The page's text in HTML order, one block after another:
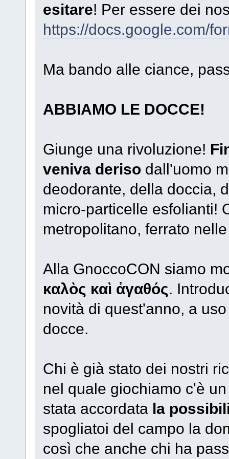
esitare! Per essere dei
https://docs.google.com/
Ma bando alle ciance,
ABBIAMO LE DOCCE!
Giunge una rivoluzione!
veniva derisodall'uomo
deodorante, della doccia,
micro-particelle esfolianti!
metropolitano, ferrato
Alla GnoccoCON siamo
καλὸς καὶ ἀγαθός.
novità di quest'anno, a
docce.
Chi è già stato dei nostri
nel quale giochiamo c'è
stata accordata la
spogliatoi del campo la
così che anche chi ha